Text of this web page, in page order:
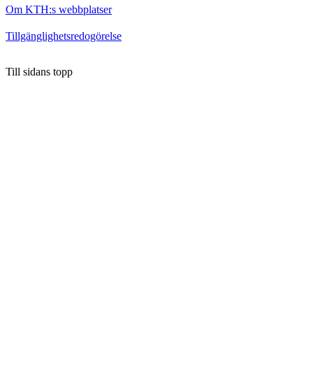
Om KTH:s webbplatser
Tillgänglighetsredogörelse
Till sidans topp